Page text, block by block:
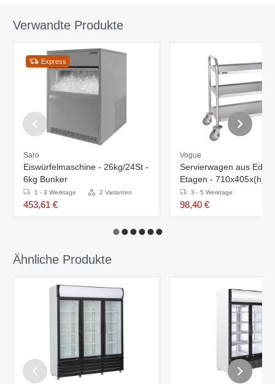
Verwandte Produkte
Express
Saro
Eiswürfelmaschine - 26kg/24St -
6kg Bunker
1 - 3 Werktage 2 Varianten
453,61 €
Vogue
Servierwagen aus
Etagen -
3 - 5 Werktage
98,40 €
Ähnliche Produkte